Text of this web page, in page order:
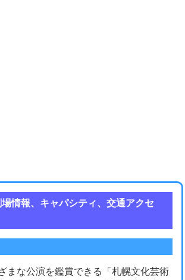
情報、キャパシティ、交通アクセ
まな公演を鑑賞できる「札幌文化芸術